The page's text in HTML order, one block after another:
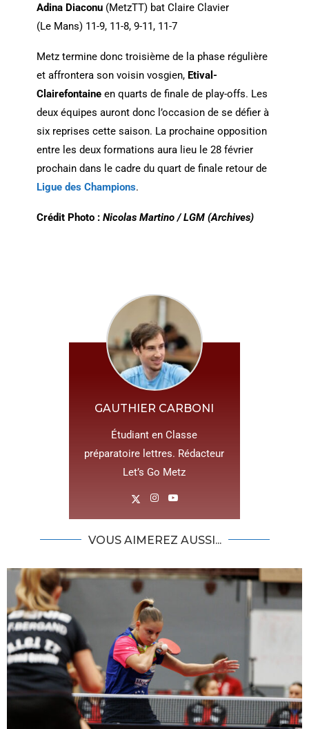
Adina Diaconu (MetzTT) bat Claire Clavier
(Le Mans) 11-9, 11-8, 9-11, 11-7
Metz termine donc troisième de la phase régulière
et affrontera son voisin vosgien, Etival-
Clairefontaine en quarts de finale de play-offs. Les
deux équipes auront donc l’occasion de se défier à
six reprises cette saison. La prochaine opposition
entre les deux formations aura lieu le 28 février
prochain dans le cadre du quart de finale retour de
Ligue des Champions.
Crédit Photo :Nicolas Martino / LGM (Archives)
GAUTHIER CARBONI
Étudiant en Classe
préparatoire lettres. Rédacteur
Let’s Go Metz
VOUS AIMEREZ AUSSI...